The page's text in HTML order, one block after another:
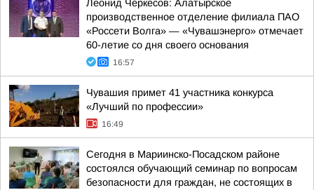
Леонид Черкесов: Алатырское
производственное отделение филиала ПАО
«Россети Волга» — «Чувашэнерго» отмечает
60-летие со дня своего основания
16:57
Чувашия примет 41 участника конкурса
«Лучший по профессии»
16:49
Сегодня в Мариинско-Посадском районе
состоялся обучающий семинар по вопросам
безопасности для граждан, не состоящих в